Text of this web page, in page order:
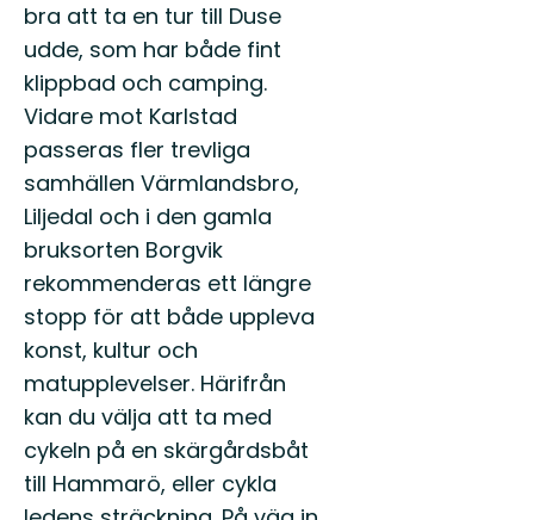
bra att ta en tur till Duse
udde, som har både fint
klippbad och camping.
Vidare mot Karlstad
passeras fler trevliga
samhällen Värmlandsbro,
Liljedal och i den gamla
bruksorten Borgvik
rekommenderas ett längre
stopp för att både uppleva
konst, kultur och
matupplevelser. Härifrån
kan du välja att ta med
cykeln på en skärgårdsbåt
till Hammarö, eller cykla